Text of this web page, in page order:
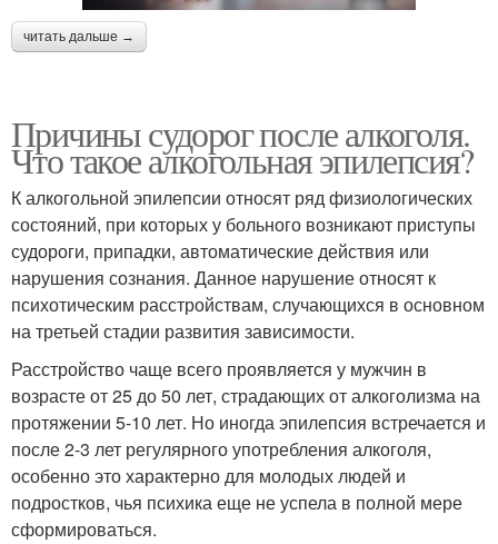
читать дальше →
Причины судорог после алкоголя.
Что такое алкогольная эпилепсия?
К алкогольной эпилепсии относят ряд физиологических
состояний, при которых у больного возникают приступы
судороги, припадки, автоматические действия или
нарушения сознания. Данное нарушение относят к
психотическим расстройствам, случающихся в основном
на третьей стадии развития зависимости.
Расстройство чаще всего проявляется у мужчин в
возрасте от 25 до 50 лет, страдающих от алкоголизма на
протяжении 5-10 лет. Но иногда эпилепсия встречается и
после 2-3 лет регулярного употребления алкоголя,
особенно это характерно для молодых людей и
подростков, чья психика еще не успела в полной мере
сформироваться.